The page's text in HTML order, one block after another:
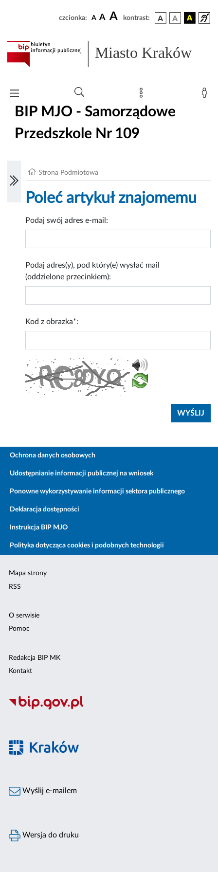
czcionka: A A A kontrast:
Miasto Kraków
BIP MJO - Samorządowe
Przedszkole Nr 109
Strona Podmiotowa
Poleć artykuł znajomemu
Podaj swój adres e-mail:
Podaj adres(y), pod który(e) wysłać mail
(oddzielone przecinkiem):
Kod z obrazka*:
Ochrona danych osobowych
Udostępnianie informacji publicznej na wniosek
Ponowne wykorzystywanie informacji sektora publicznego
Deklaracja dostępności
Instrukcja BIP MJO
Polityka dotycząca cookies i podobnych technologii
Mapa strony
RSS
O serwisie
Pomoc
Redakcja BIP MK
Kontakt
Wyślij e-mailem
Wersja do druku